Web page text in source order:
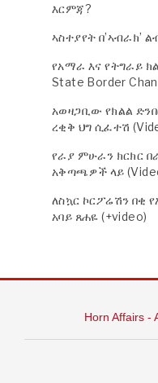
እርምጃ?
ኣስተያየት በ’ኣብራክ’
የአማራ እና የትግራይ
State Border
አወዛጋቢው የክልል
ረቂቅ ህግ ሲፈተሽ
የራያ ምሁራን ክርክር
አቅጣጫዎች ላይ
ለስኳር ኮርፖሬሽን በቂ
አባይ ጸሐዬ (+video)
Horn Affairs -